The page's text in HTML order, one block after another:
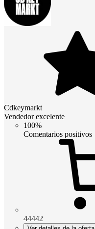
Cdkeymarkt
Vendedor excelente
100%
Comentarios positivos
44442